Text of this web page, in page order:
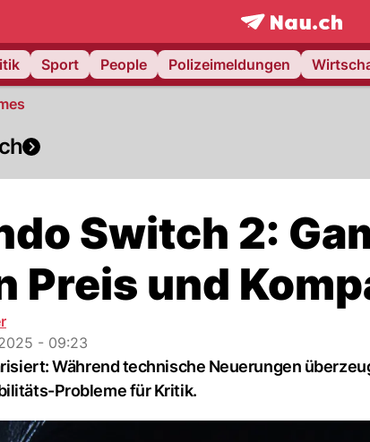
frontpage.NAU.ch
Sport People Polizeimeldungen
Switch 2:
Preis und
- 09:23
Während technische Neuerungen
Probleme für Kritik.